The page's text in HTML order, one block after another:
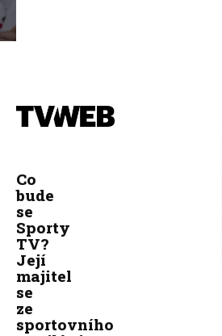
Co
bude
se
Sporty
TV?
Její
majitel
se
ze
sportovního